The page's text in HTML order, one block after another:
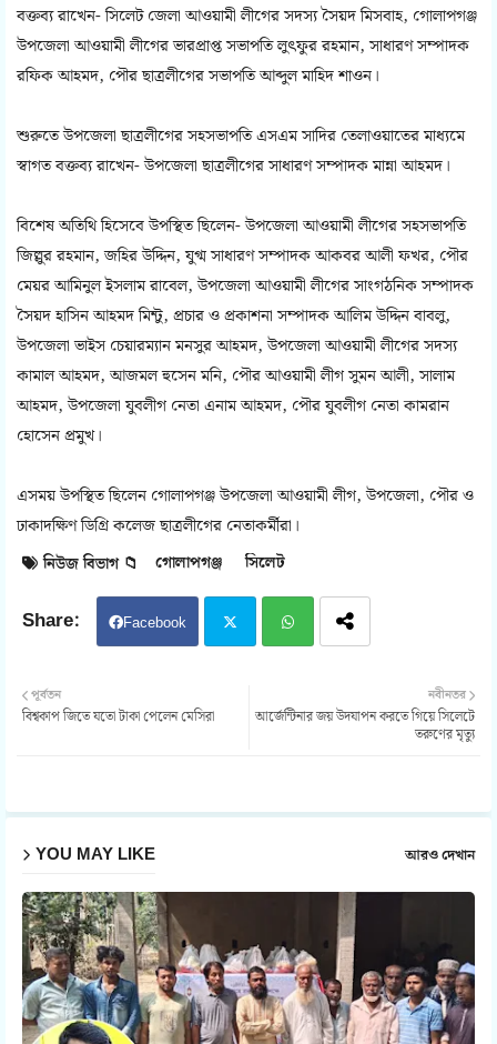
বক্তব্য রাখেন- সিলেট জেলা আওয়ামী লীগের সদস্য সৈয়দ মিসবাহ, গোলাপগঞ্জ
উপজেলা আওয়ামী লীগের ভারপ্রাপ্ত সভাপতি লুৎফুর রহমান, সাধারণ সম্পাদক
রফিক আহমদ, পৌর ছাত্রলীগের সভাপতি আব্দুল মাহিদ শাওন।
শুরুতে উপজেলা ছাত্রলীগের সহসভাপতি এসএম সাদির তেলাওয়াতের মাধ্যমে
স্বাগত বক্তব্য রাখেন- উপজেলা ছাত্রলীগের সাধারণ সম্পাদক মান্না আহমদ।
বিশেষ অতিথি হিসেবে উপস্থিত ছিলেন- উপজেলা আওয়ামী লীগের সহসভাপতি
জিল্লুর রহমান, জহির উদ্দিন, যুগ্ম সাধারণ সম্পাদক আকবর আলী ফখর, পৌর
মেয়র আমিনুল ইসলাম রাবেল, উপজেলা আওয়ামী লীগের সাংগঠনিক সম্পাদক
সৈয়দ হাসিন আহমদ মিন্টু, প্রচার ও প্রকাশনা সম্পাদক আলিম উদ্দিন বাবলু,
উপজেলা ভাইস চেয়ারম্যান মনসুর আহমদ, উপজেলা আওয়ামী লীগের সদস্য
কামাল আহমদ, আজমল হুসেন মনি, পৌর আওয়ামী লীগ সুমন আলী, সালাম
আহমদ, উপজেলা যুবলীগ নেতা এনাম আহমদ, পৌর যুবলীগ নেতা কামরান
হোসেন প্রমুখ।
এসময় উপস্থিত ছিলেন গোলাপগঞ্জ উপজেলা আওয়ামী লীগ, উপজেলা, পৌর ও
ঢাকাদক্ষিণ ডিগ্রি কলেজ ছাত্রলীগের নেতাকর্মীরা।
নিউজ বিভাগ 📁 গোলাপগঞ্জ সিলেট
Facebook
atsa
নবীনতর
আর্জেন্টিনার জয় উদযাপন করতে গিয়ে সিলেটে
তরুণের মৃত্যু
পূর্বতন
বিশ্বকাপ জিতে যতো টাকা পেলেন মেসিরা
YOU MAY LIKE আরও দেখান